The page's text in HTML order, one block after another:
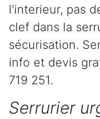
l'interieur, pas
clef dans la
sécurisation.
info et devis
719 251.
Serrurier